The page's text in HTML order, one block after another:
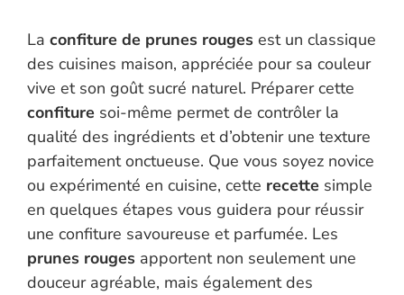
La confiture de prunes rouges est un classique
des cuisines maison, appréciée pour sa couleur
vive et son goût sucré naturel. Préparer cette
confiture soi-même permet de contrôler la
qualité des ingrédients et d’obtenir une texture
parfaitement onctueuse. Que vous soyez novice
ou expérimenté en cuisine, cette recette simple
en quelques étapes vous guidera pour réussir
une confiture savoureuse et parfumée. Les
prunes rouges apportent non seulement une
douceur agréable, mais également des